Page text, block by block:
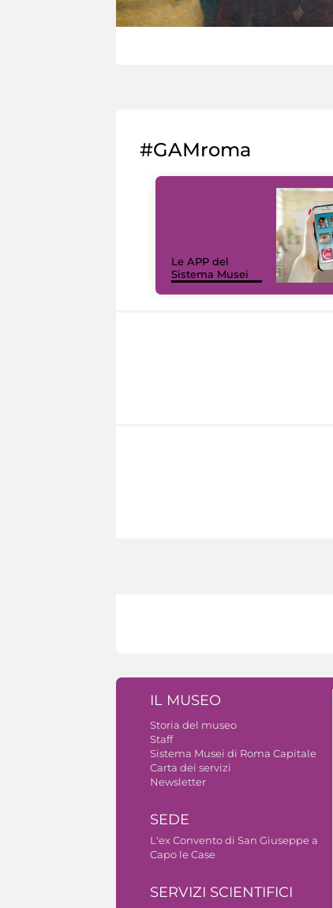
#GAMroma
Le APP del
Sistema Musei
IL MUSEO
Storia del museo
Staff
Sistema Musei di Roma Capitale
Carta dei servizi
Newsletter
SEDE
L'ex Convento di San Giuseppe a
Capo le Case
SERVIZI SCIENTIFICI